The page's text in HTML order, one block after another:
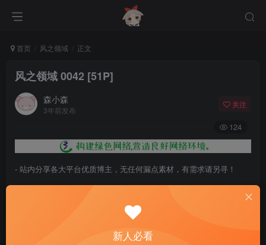
首页 风之领域 正文
风之领域 0042 [51P]
森小森
3年前发布
关注
124
- 站内分享各大平台优质博主，无任何漏点素材，有需求请另寻！
- 百度网盘提示提取码错误，请更换浏览器重试，这是百度网盘版本问
- 遇见解压密码不对、无法解压，请查看
新人必看